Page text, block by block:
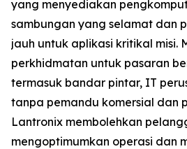
yang menyediakan
sambungan yang selamat dan
jauh untuk aplikasi kritikal misi.
perkhidmatan untuk pasaran
termasuk bandar pintar, IT
tanpa pemandu komersial dan
Lantronix membolehkan
mengoptimumkan operasi dan